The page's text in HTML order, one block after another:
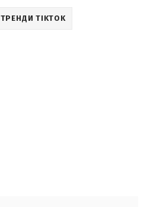
ТРЕНДИ TIKTOK